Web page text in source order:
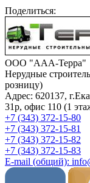
Поделиться:
ООО "ААА-Терра"
Нерудные
розницу)
Адрес: 620137,
31р, офис 110 (1
+7 (343) 372-15-80
+7 (343) 372-15-81
+7 (343) 372-15-82
+7 (343) 372-15-83
E-mail (общий):